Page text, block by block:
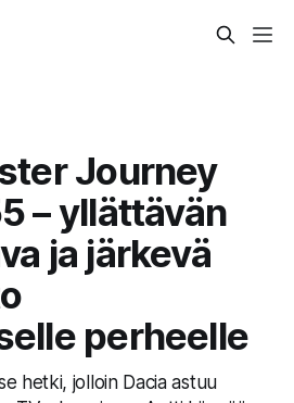
Journey
– yllättävän
ja järkevä
perheelle
hetki, jolloin Dacia astuu